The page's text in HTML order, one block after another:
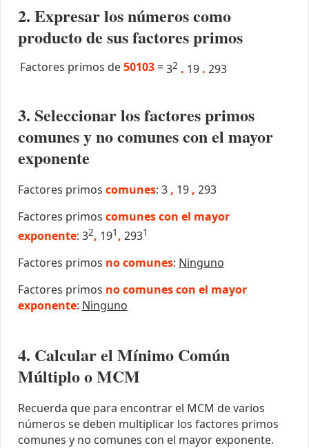
2. Expresar los números como
producto de sus factores primos
Factores primos de50103 =32 . 19 . 293
3. Seleccionar los factores primos
comunes y no comunes con el mayor
exponente
Factores primos comunes: 3 , 19 , 293
Factores primos comunes con el mayor
exponente: 32, 191 , 2931
Factores primos no comunes: Ninguno
Factores primos no comunes con el mayor
exponente: Ninguno
4. Calcular el Mínimo Común
Múltiplo o MCM
Recuerda que para encontrar el MCM de varios
números se deben multiplicar los factores primos
comunes y no comunes con el mayor exponente.